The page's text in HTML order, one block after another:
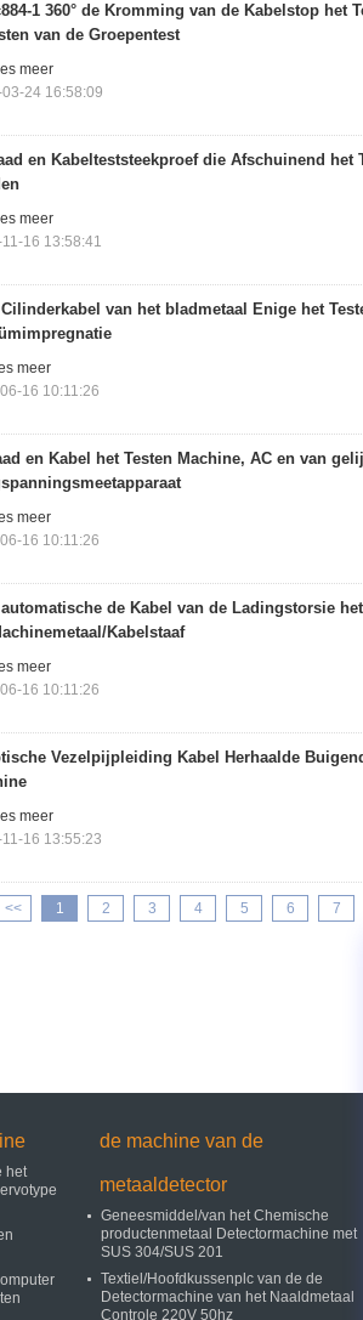
1 360° de Kromming van de Kabelstop het
van de Groepentest
meer
24 16:58:09
en Kabelteststeekproef die Afschuinend het
meer
16 13:58:41
Cilinderkabel van het bladmetaal Enige het
meer
16 10:11:26
en Kabel het Testen Machine, AC en van
meer
16 10:11:26
automatische de Kabel van de Ladingstorsie
Kabelstaaf
meer
16 10:11:26
Vezelpijpleiding Kabel Herhaalde
meer
16 13:55:23
<< 1 2 3 4 5 6 7
het
de machine van de
metaaldetector
Geneesmiddel/van het Chemische
productenmetaal Detectormachine met
SUS 304/SUS 201
Textiel/Hoofdkussenplc van de de
Detectormachine van het Naaldmetaal
Controle 220V 50hz